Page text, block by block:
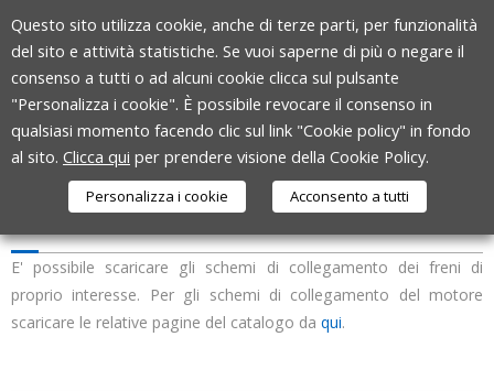
to
content
SCHEMI COLLEGAMENTO
E' possibile scaricare gli schemi di collegamento dei freni di
proprio interesse. Per gli schemi di collegamento del motore
scaricare le relative pagine del catalogo da qui.
Questo sito utilizza cookie, anche di terze parti, per funzionalità
del sito e attività statistiche. Se vuoi saperne di più o negare il
consenso a tutti o ad alcuni cookie clicca sul pulsante
"Personalizza i cookie". È possibile revocare il consenso in
qualsiasi momento facendo clic sul link "Cookie policy" in fondo
al sito. Clicca qui per prendere visione della Cookie Policy.
Personalizza i cookie Acconsento a tutti